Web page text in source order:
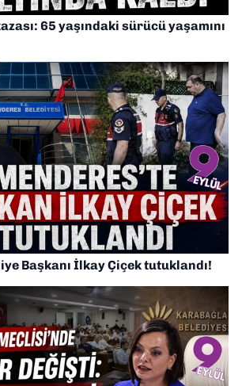
65 yaşındaki sürücü yaşamını
Başkanı İlkay Çiçek tutuklandı!